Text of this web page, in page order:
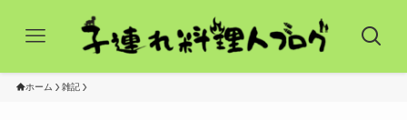
ホーム 雑記